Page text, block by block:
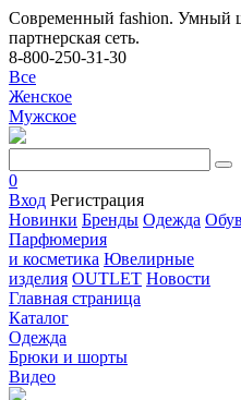
Современный fashion. Умный
партнерская сеть.
8-800-250-31-30
Все
Женское
Мужское
0
Вход Регистрация
Новинки Бренды Одежда
Парфюмерия
и косметика Ювелирные
изделия OUTLET Новости
Главная страница
Каталог
Одежда
Брюки и шорты
Видео